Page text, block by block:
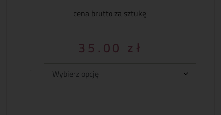
cena brutto za sztukę:
35.00 zł